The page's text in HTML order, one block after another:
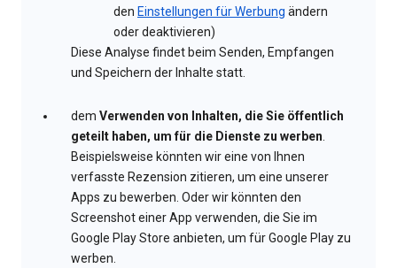
den Einstellungen für Werbung ändern
oder deaktivieren)
Diese Analyse findet beim Senden, Empfangen
und Speichern der Inhalte statt.
dem Verwenden von Inhalten, die Sie öffentlich
geteilt haben, um für die Dienste zu werben.
Beispielsweise könnten wir eine von Ihnen
verfasste Rezension zitieren, um eine unserer
Apps zu bewerben. Oder wir könnten den
Screenshot einer App verwenden, die Sie im
Google Play Store anbieten, um für Google Play zu
werben.